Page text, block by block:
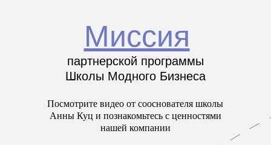
Миссия
Посмотрите видео от сооснователя школы
Анны Куц и познакомьтесь с ценностями
нашей компании
партнерской программы
Школы Модного Бизнеса